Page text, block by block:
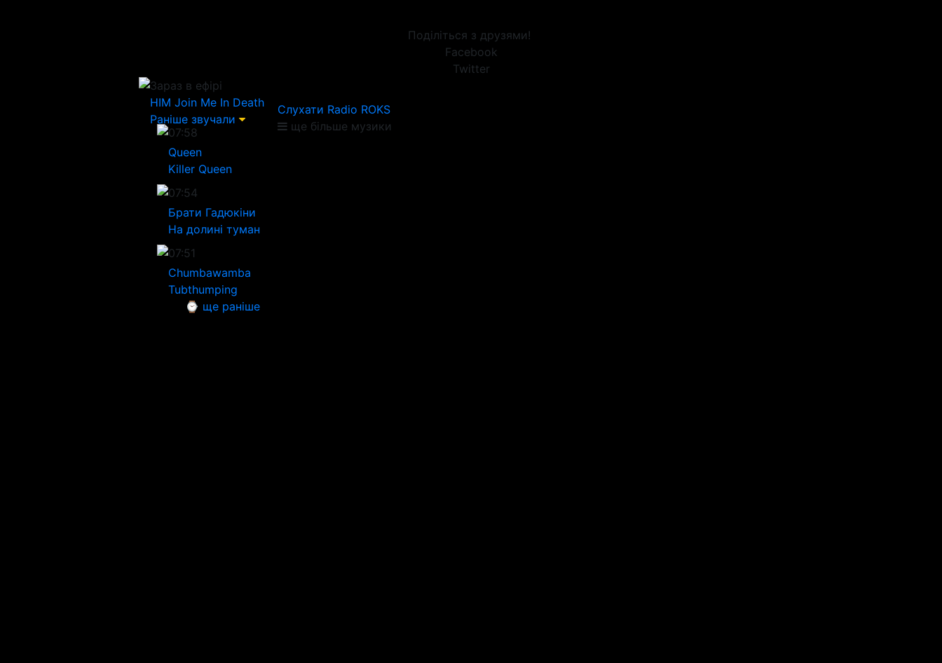
Поділіться з друзями!
Facebook
Twitter
Зараз в ефірі
HIM Join Me In Death
Раніше звучали
07:58
Queen
Killer Queen
07:54
Брати Гадюкіни
На долині туман
07:51
Chumbawamba
Tubthumping
⌚ ще раніше
Слухати Radio ROKS
ще більше музики